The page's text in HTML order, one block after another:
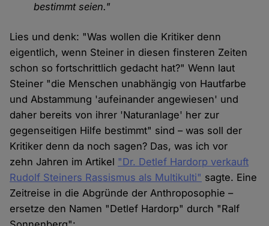
bestimmt seien."
Lies und denk: "Was wollen die Kritiker denn
eigentlich, wenn Steiner in diesen finsteren Zeiten
schon so fortschrittlich gedacht hat?" Wenn laut
Steiner "die Menschen unabhängig von Hautfarbe
und Abstammung 'aufeinander angewiesen' und
daher bereits von ihrer 'Naturanlage' her zur
gegenseitigen Hilfe bestimmt" sind – was soll der
Kritiker denn da noch sagen? Das, was ich vor
zehn Jahren im Artikel "Dr. Detlef Hardorp verkauft
Rudolf Steiners Rassismus als Multikulti" sagte. Eine
Zeitreise in die Abgründe der Anthroposophie –
ersetze den Namen "Detlef Hardorp" durch "Ralf